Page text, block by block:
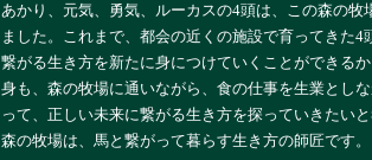
あかり、元気、勇気、ルーカスの4頭は、この森の牧
ました。これまで、都会の近くの施設で育ってきた4
繋がる生き方を新たに身につけていくことができる
身も、森の牧場に通いながら、食の仕事を生業とし
って、正しい未来に繋がる生き方を探っていきたい
森の牧場は、馬と繋がって暮らす生き方の師匠です。